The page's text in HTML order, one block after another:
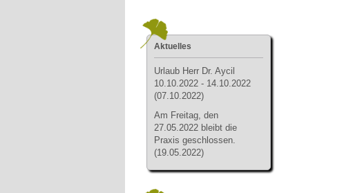
Aktuelles
Urlaub Herr Dr. Aycil
10.10.2022 - 14.10.2022
(07.10.2022)
Am Freitag, den
27.05.2022 bleibt die
Praxis geschlossen.
(19.05.2022)